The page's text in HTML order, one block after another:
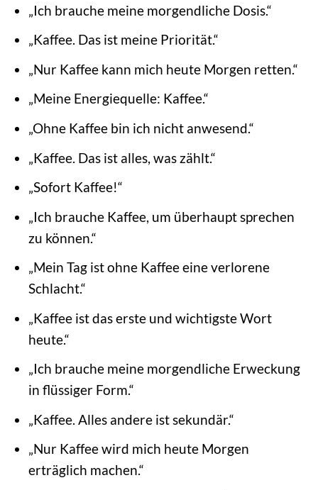
„Ich brauche meine morgendliche Dosis.“
„Kaffee. Das ist meine Priorität.“
„Nur Kaffee kann mich heute Morgen retten.“
„Meine Energiequelle: Kaffee.“
„Ohne Kaffee bin ich nicht anwesend.“
„Kaffee. Das ist alles, was zählt.“
„Sofort Kaffee!“
„Ich brauche Kaffee, um überhaupt sprechen
zu können.“
„Mein Tag ist ohne Kaffee eine verlorene
Schlacht.“
„Kaffee ist das erste und wichtigste Wort
heute.“
„Ich brauche meine morgendliche Erweckung
in flüssiger Form.“
„Kaffee. Alles andere ist sekundär.“
„Nur Kaffee wird mich heute Morgen
erträglich machen.“